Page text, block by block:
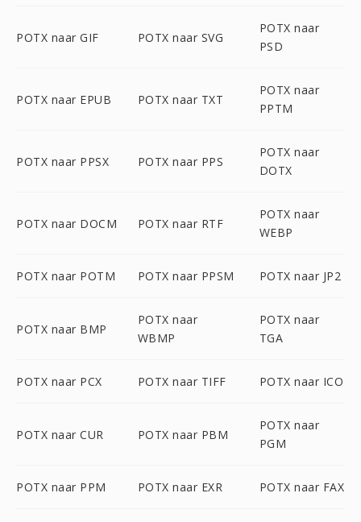
POTX naar GIF POTX naar SVG
POTX naar
PSD
POTX naar EPUB POTX naar TXT
POTX naar
PPTM
POTX naar PPSX POTX naar PPS
POTX naar
DOTX
POTX naar DOCM POTX naar RTF
POTX naar
WEBP
POTX naar POTM POTX naar PPSM POTX naar JP2
POTX naar BMP
POTX naar
WBMP
POTX naar
TGA
POTX naar PCX POTX naar TIFF POTX naar ICO
POTX naar CUR POTX naar PBM
POTX naar
PGM
POTX naar PPM POTX naar EXR POTX naar FAX